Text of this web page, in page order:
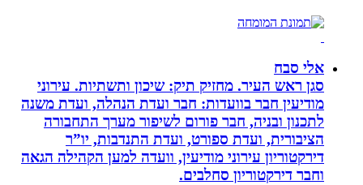
אלי סבח
סגן ראש העיר. מחזיק תיק: שיכון ותשתיות. עירוני
מודיעין חבר בוועדות: חבר ועדת הנהלה, ועדת משנה
לתכנון ובניה, חבר פורום לשיפור מערך התחבורה
הציבורית, ועדת ספורט, ועדת התנדבות, יו”ר
דירקטוריון עירוני מודיעין, וועדה למען הקהילה הגאה
וחבר דירקטוריון סחלבים.